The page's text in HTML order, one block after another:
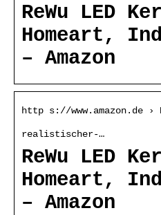
ReWu LED
Homeart,
– Amazon
http s://www.amazon.de ›
realistischer-…
ReWu LED
Homeart,
– Amazon